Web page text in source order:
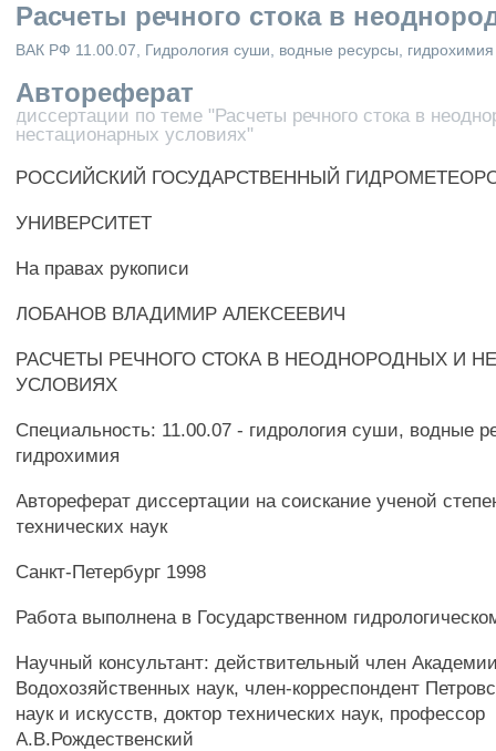
Расчеты речного стока в
ВАК РФ 11.00.07, Гидрология суши, водные ресурсы, гидрохимия
Автореферат
диссертации по теме "Расчеты речного стока в
нестационарных условиях"
РОССИЙСКИЙ ГОСУДАРСТВЕННЫЙ
УНИВЕРСИТЕТ
На правах рукописи
ЛОБАНОВ ВЛАДИМИР АЛЕКСЕЕВИЧ
РАСЧЕТЫ РЕЧНОГО СТОКА В НЕОДНОРОДНЫХ И
УСЛОВИЯХ
Специальность: 11.00.07 - гидрология суши, водные
гидрохимия
Автореферат диссертации на соискание ученой
технических наук
Санкт-Петербург 1998
Работа выполнена в Государственном
Научный консультант: действительный член
Водохозяйственных наук, член-корреспондент
наук и искусств, доктор технических наук, профессор
А.В.Рождественский